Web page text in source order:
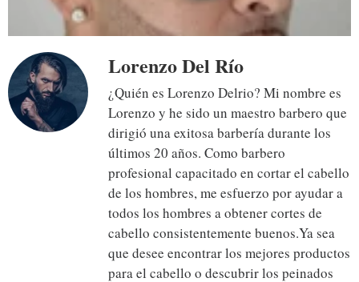
Lorenzo Del Río
¿Quién es Lorenzo Delrio? Mi nombre es
Lorenzo y he sido un maestro barbero que
dirigió una exitosa barbería durante los
últimos 20 años. Como barbero
profesional capacitado en cortar el cabello
de los hombres, me esfuerzo por ayudar a
todos los hombres a obtener cortes de
cabello consistentemente buenos.Ya sea
que desee encontrar los mejores productos
para el cabello o descubrir los peinados